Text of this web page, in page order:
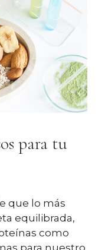
para tu
que lo más
equilibrada,
como